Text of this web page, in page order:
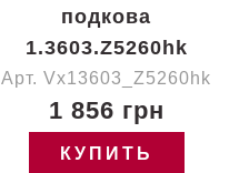
подкова
1.3603.Z5260hk
Арт. Vx13603_Z5260hk
1 856 грн
КУПИТЬ